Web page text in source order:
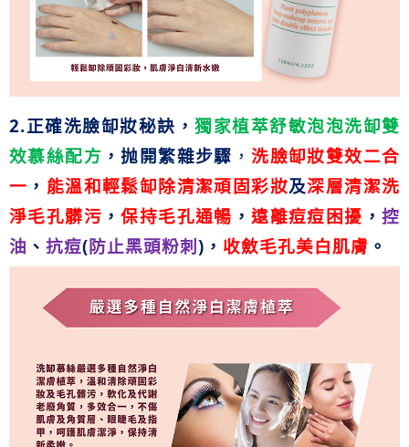
2.正確洗臉缷妝秘訣 ， 獨家植萃舒敏泡泡洗缷雙
效慕絲配方 ，抛開繁雜步驟 ，洗臉缷妝雙效二合
一 ， 能溫和輕鬆缷除清潔頑固彩妝及深層清潔洗
淨毛孔髒污 ，保持毛孔通暢 ，遠離痘痘困擾 ，控
油 、 抗痘(防止黑頭粉刺 ) ， 收斂毛孔美白肌膚 。